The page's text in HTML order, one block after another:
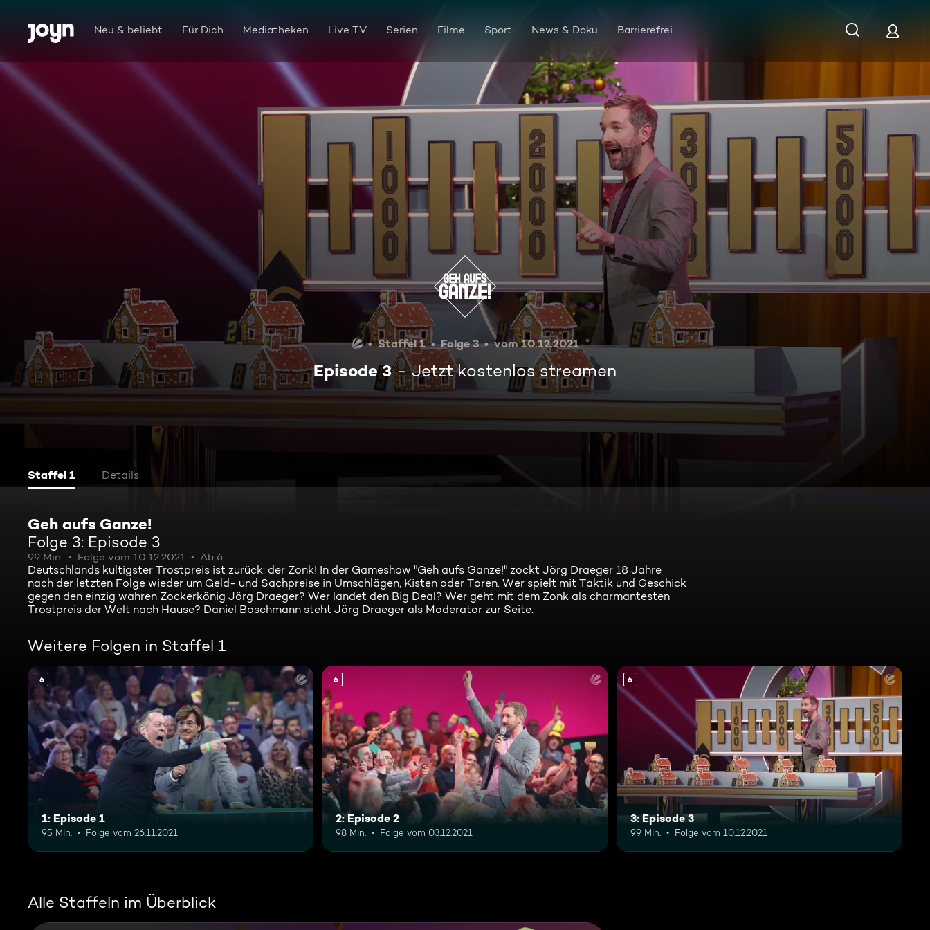
Zum Inhalt springen
Barrierefrei Neu & beliebt Für Dich Mediatheken Live TV Serien Filme Sport News & Doku Barrierefrei
Episode 3
Staffel 1 Folge 3 vom 10.12.2021
Episode 3 Jetzt kostenlos streamen
Staffel 1 Details
Geh aufs Ganze!
Folge 3: Episode 3
99 Min. Folge vom 10.12.2021 Ab 6
Deutschlands kultigster Trostpreis ist zurück: der Zonk! In der Gameshow "Geh aufs Ganze!" zockt Jörg Draeger 18 Jahre
nach der letzten Folge wieder um Geld- und Sachpreise in Umschlägen, Kisten oder Toren. Wer spielt mit Taktik und Geschick
gegen den einzig wahren Zockerkönig Jörg Draeger? Wer landet den Big Deal? Wer geht mit dem Zonk als charmantesten
Trostpreis der Welt nach Hause? Daniel Boschmann steht Jörg Draeger als Moderator zur Seite.
Weitere Folgen in Staffel 1
6
1: Episode 1
95 Min. Folge vom 26.11.2021
6
2: Episode 2
98 Min. Folge vom 03.12.2021
6
3: Episode 3
99 Min. Folge vom 10.12.2021
Alle Staffeln im Überblick